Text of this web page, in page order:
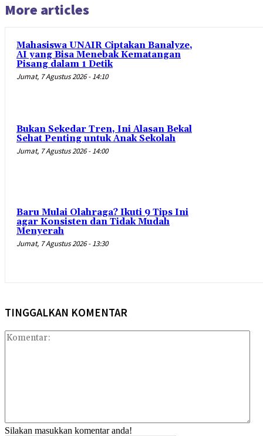
More articles
Mahasiswa UNAIR Ciptakan Banalyze,
AI yang Bisa Menebak Kematangan
Pisang dalam 1 Detik
Jumat, 7 Agustus 2026 - 14:10
Bukan Sekedar Tren, Ini Alasan Bekal
Sehat Penting untuk Anak Sekolah
Jumat, 7 Agustus 2026 - 14:00
Baru Mulai Olahraga? Ikuti 9 Tips Ini
agar Konsisten dan Tidak Mudah
Menyerah
Jumat, 7 Agustus 2026 - 13:30
TINGGALKAN KOMENTAR
Silakan masukkan komentar anda!